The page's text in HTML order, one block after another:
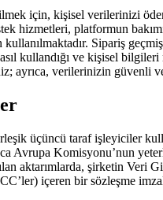
için, kişisel verilerinizi
hizmetleri, platformun
Sipariş
kullandığı ve kişisel
ayrıca, verilerinizin güvenli
üçüncü taraf işleyiciler
Avrupa Komisyonu’nun
aktarımlarda, şirketin Veri
içeren bir sözleşme